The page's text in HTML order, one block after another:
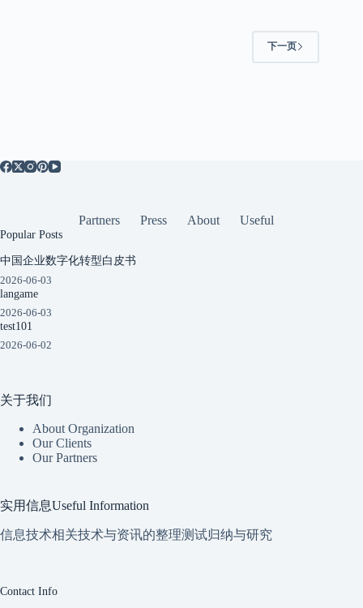
下一页
Partners Press About Useful
Popular Posts
中国企业数字化转型白皮书
2026-06-03
langame
2026-06-03
test101
2026-06-02
关于我们
About Organization
Our Clients
Our Partners
实用信息Useful Information
信息技术相关技术与资讯的整理测试归纳与研究
Contact Info